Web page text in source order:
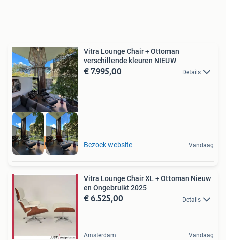
high-end outlet
Vitra Lounge Chair + Ottoman
verschillende kleuren NIEUW
€ 7.995,00 Details
Bezoek website Vandaag
Vitra Lounge Chair XL + Ottoman Nieuw
en Ongebruikt 2025
€ 6.525,00 Details
Amsterdam Vandaag